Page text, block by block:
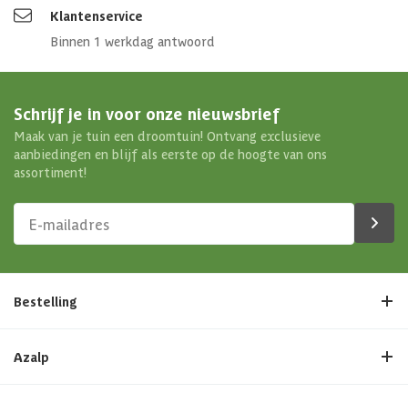
Klantenservice
Binnen 1 werkdag antwoord
Schrijf je in voor onze nieuwsbrief
Maak van je tuin een droomtuin! Ontvang exclusieve
aanbiedingen en blijf als eerste op de hoogte van ons
assortiment!
Bestelling
Azalp